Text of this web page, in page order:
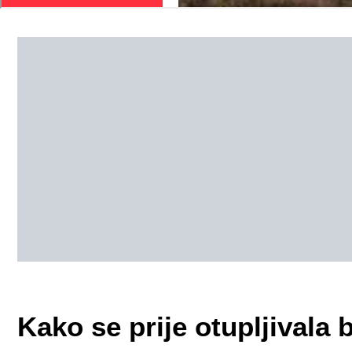
Kako se prije otupljivala